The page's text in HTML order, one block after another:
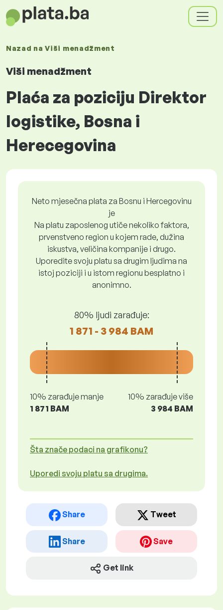
Nazad naViši menadžment
Viši menadžment
Plaća za poziciju Direktor
logistike, Bosna i
Herecegovina
Neto mjesečna plata za Bosnu i Hercegovinu
je
Na platu zaposlenog utiče nekoliko faktora,
prvenstveno region u kojem rade, dužina
iskustva, veličina kompanije i drugo.
Uporedite svoju platu sa drugim ljudima na
istoj poziciji i u istom regionu besplatno i
anonimno.
80% ljudi zarađuje:
1 871 - 3 984 BAM
10% zarađuje manje
1 871 BAM
10% zarađuje više
3 984 BAM
Šta znače podaci na grafikonu?
Uporedi svoju platu sa drugima.
Share Tweet
Share Save
Get link